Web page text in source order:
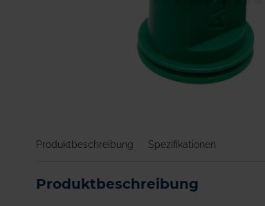
der
springen
Produktbeschreibung Spezifikationen
Produktbeschreibung